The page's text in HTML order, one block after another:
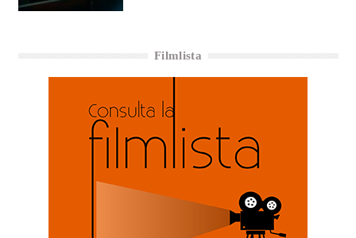
Filmlista